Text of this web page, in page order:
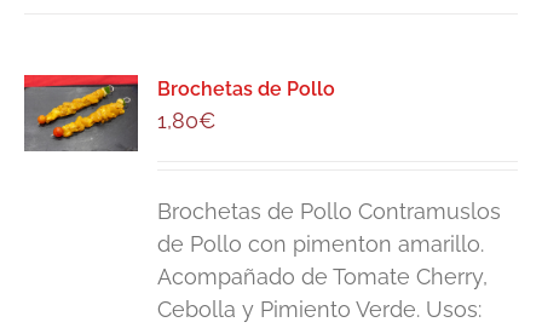
Brochetas de Pollo
1,80€
Brochetas de Pollo Contramuslos
de Pollo con pimenton amarillo.
Acompañado de Tomate Cherry,
Cebolla y Pimiento Verde. Usos: